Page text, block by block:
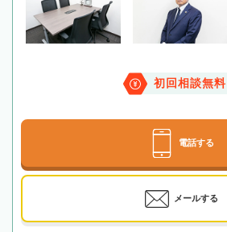
初回相談無料
電話する
メールする